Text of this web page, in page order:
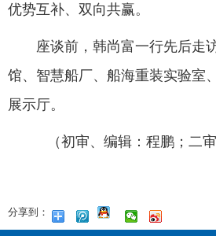
优势互补、双向共赢。
座谈前，韩尚富一行先后走
馆、智慧船厂、船海重装实验室
展示厅。
（初审、编辑：程鹏；二
分享到：